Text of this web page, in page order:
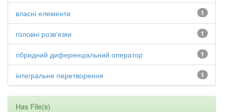
1
власні елементи
1
головні розв'язки
1
гібридний диференціальний оператор
1
інтегральне перетворення
Has File(s)